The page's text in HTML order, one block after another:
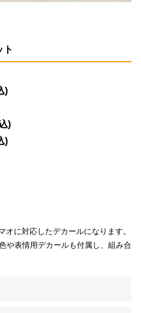
ト
)
)
)
に対応したデカールになります。
や表情用デカールも付属し、組み合